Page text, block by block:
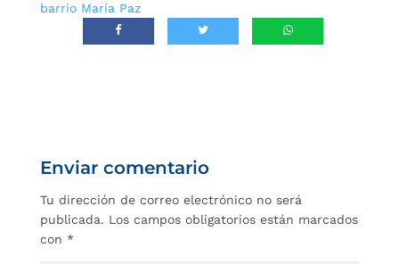
barrio María Paz
Enviar comentario
Tu dirección de correo electrónico no será
publicada. Los campos obligatorios están marcados
con *